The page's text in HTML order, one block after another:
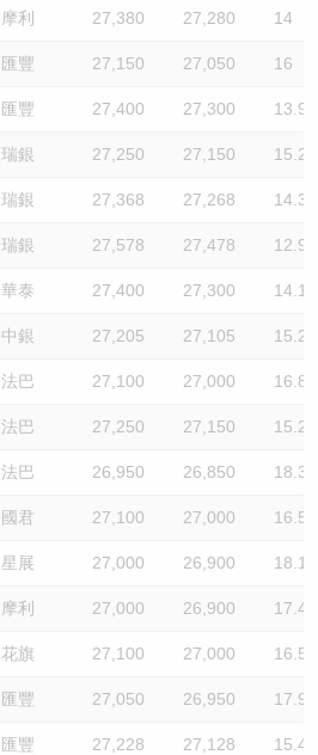
摩利 27,380 27,280 14
匯豐 27,150 27,050 16
匯豐 27,400 27,300 13.9
瑞銀 27,250 27,150 15.2
瑞銀 27,368 27,268 14.3
瑞銀 27,578 27,478 12.9
華泰 27,400 27,300 14.1
中銀 27,205 27,105 15.2
法巴 27,100 27,000 16.8
法巴 27,250 27,150 15.2
法巴 26,950 26,850 18.3
國君 27,100 27,000 16.5
星展 27,000 26,900 18.1
摩利 27,000 26,900 17.4
花旗 27,100 27,000 16.5
匯豐 27,050 26,950 17.9
匯豐 27,228 27,128 15.4